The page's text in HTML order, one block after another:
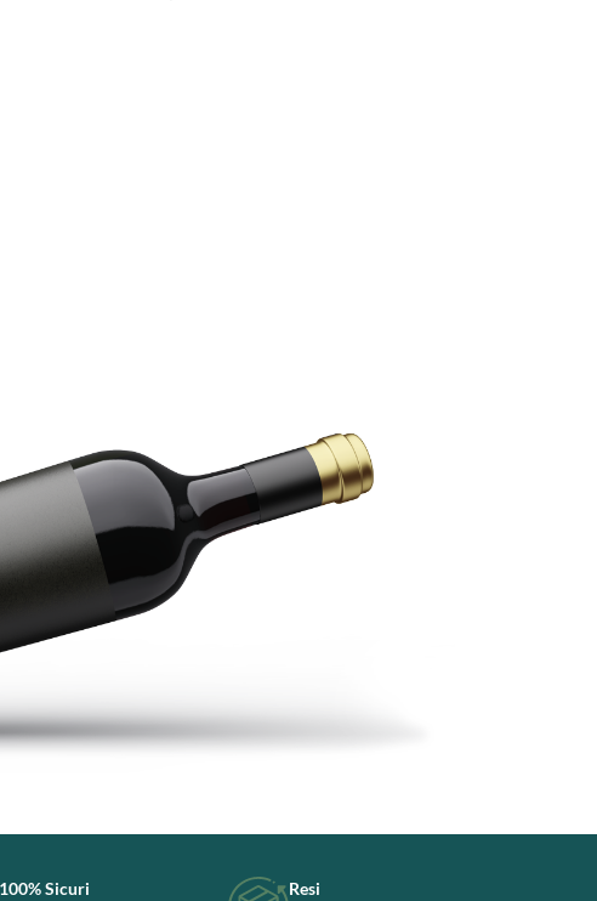
100% Sicuri
Resi